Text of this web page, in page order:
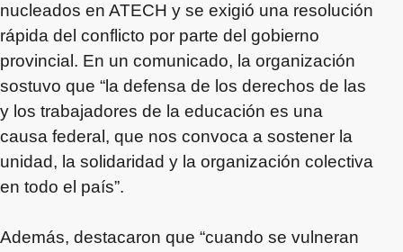
nucleados en ATECH y se exigió una resolución
rápida del conflicto por parte del gobierno
provincial. En un comunicado, la organización
sostuvo que “la defensa de los derechos de las
y los trabajadores de la educación es una
causa federal, que nos convoca a sostener la
unidad, la solidaridad y la organización colectiva
en todo el país”.
Además, destacaron que “cuando se vulneran